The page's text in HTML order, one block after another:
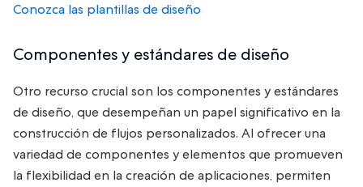
Conozca las plantillas de diseño
Componentes y estándares de diseño
Otro recurso crucial son los componentes y estándares
de diseño, que desempeñan un papel significativo en la
construcción de flujos personalizados. Al ofrecer una
variedad de componentes y elementos que promueven
la flexibilidad en la creación de aplicaciones, permiten